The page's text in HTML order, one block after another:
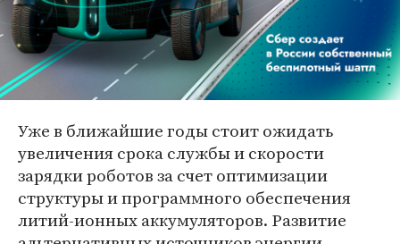
Уже в ближайшие годы стоит ожидать
увеличения срока службы и скорости
зарядки роботов за счет оптимизации
структуры и программного обеспечения
литий-ионных аккумуляторов. Развитие